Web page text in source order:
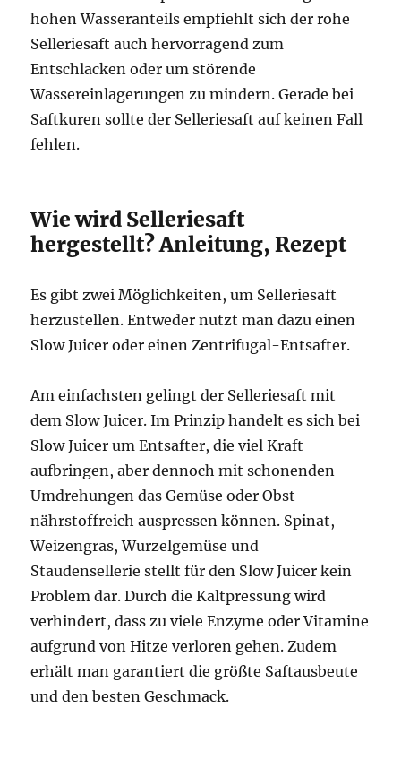
hohen Wasseranteils empfiehlt sich der rohe
Selleriesaft auch hervorragend zum
Entschlacken oder um störende
Wassereinlagerungen zu mindern. Gerade bei
Saftkuren sollte der Selleriesaft auf keinen Fall
fehlen.
Wie wird Selleriesaft
hergestellt? Anleitung, Rezept
Es gibt zwei Möglichkeiten, um Selleriesaft
herzustellen. Entweder nutzt man dazu einen
Slow Juicer oder einen Zentrifugal-Entsafter.
Am einfachsten gelingt der Selleriesaft mit
dem Slow Juicer. Im Prinzip handelt es sich bei
Slow Juicer um Entsafter, die viel Kraft
aufbringen, aber dennoch mit schonenden
Umdrehungen das Gemüse oder Obst
nährstoffreich auspressen können. Spinat,
Weizengras, Wurzelgemüse und
Staudensellerie stellt für den Slow Juicer kein
Problem dar. Durch die Kaltpressung wird
verhindert, dass zu viele Enzyme oder Vitamine
aufgrund von Hitze verloren gehen. Zudem
erhält man garantiert die größte Saftausbeute
und den besten Geschmack.